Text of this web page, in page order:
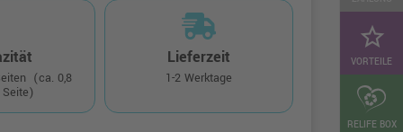
star_border
VORTEILE
RELIFE BOX
(ca. 0,8
Lieferzeit
1-2 Werktage